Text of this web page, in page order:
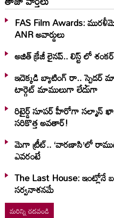
FAS Film Awards:
ANR అవార్డులు
అజిత్ క్రేజీ లైనప్.. లిస్ట్ లో
ఇదెక్క‌డి బ్యాటింగ్ రా.. స్పైడ‌ర్
టార్గెట్ మాములుగా లేదుగా
రిటైర్డ్ సూపర్ హీరోగా సల్మాన్
సరికొత్త అవతార్!
మెగా ట్రీట్.. ‘వారణాసి’లో
ఎవరంటే
The Last House: ఇంట్లోనే
సర్వనాశనమే
మరిన్ని చదవండి